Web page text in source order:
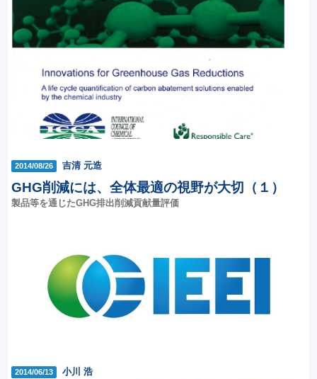
2014/08/26 吉清 元造
GHG削減には、全体最適の視野が大切（１）
製品等を通じたGHG排出削減貢献量評価
2014/06/13 小川 浩